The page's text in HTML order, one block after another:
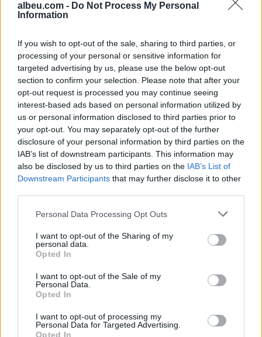
albeu.com - Do Not Process My Personal
Information
If you wish to opt-out of the sale, sharing to third parties, or
processing of your personal or sensitive information for
targeted advertising by us, please use the below opt-out
section to confirm your selection. Please note that after your
opt-out request is processed you may continue seeing
interest-based ads based on personal information utilized by
us or personal information disclosed to third parties prior to
your opt-out. You may separately opt-out of the further
disclosure of your personal information by third parties on the
IAB’s list of downstream participants. This information may
also be disclosed by us to third parties on the IAB’s List of
Downstream Participants that may further disclose it to other
Personal Data Processing Opt Outs
I want to opt-out of the Sharing of my
personal data.
Opted In
I want to opt-out of the Sale of my
Personal Data.
Opted In
I want to opt-out of processing my
Personal Data for Targeted Advertising.
Opted In
Teleskopi më i fuqishëm diellor
në motin hapësinor dhe Tokë
Esim for Global
for Turkey|Esim for Germany|Esim for Greece|